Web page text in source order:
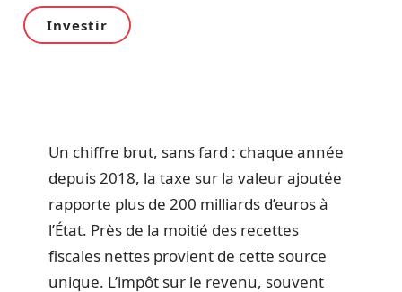
Investir
Un chiffre brut, sans fard : chaque année
depuis 2018, la taxe sur la valeur ajoutée
rapporte plus de 200 milliards d’euros à
l’État. Près de la moitié des recettes
fiscales nettes provient de cette source
unique. L’impôt sur le revenu, souvent